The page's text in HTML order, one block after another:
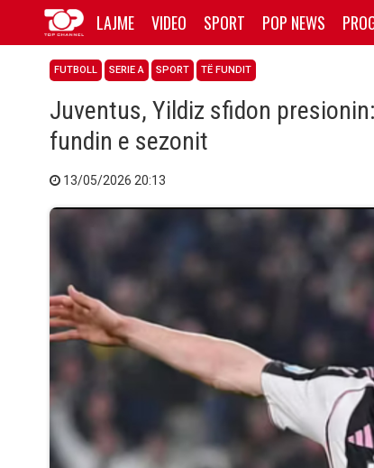
LAJME VIDEO SPORT POP NEWS
FUTBOLL SERIE A SPORT TË FUNDIT
Juventus, Yildiz sfidon
fundin e sezonit
13/05/2026 20:13